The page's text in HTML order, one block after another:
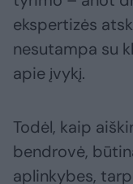
ekspertizės
nesutampa su
apie įvykį.
Todėl, kaip
bendrovė,
aplinkybes,